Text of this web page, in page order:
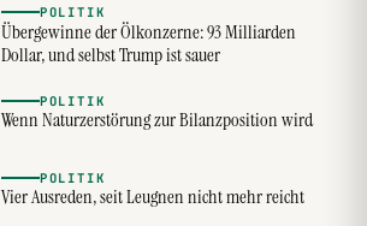
POLITIK
Übergewinne der Ölkonzerne: 93 Milliarden
Dollar, und selbst Trump ist sauer
POLITIK
Wenn Naturzerstörung zur Bilanzposition wird
POLITIK
Vier Ausreden, seit Leugnen nicht mehr reicht